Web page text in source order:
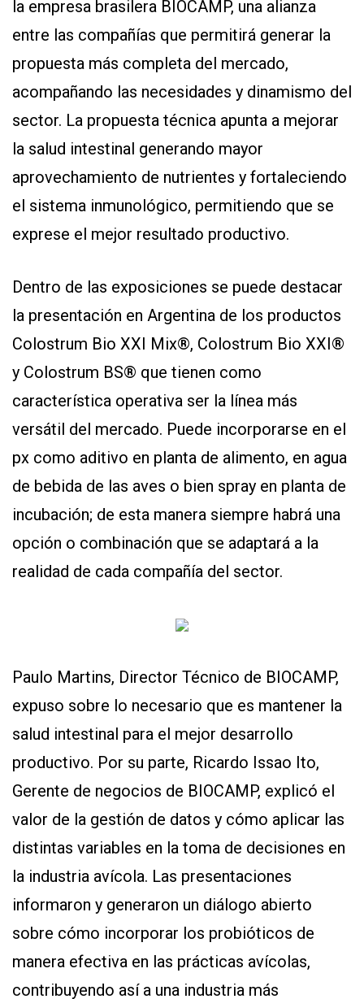
CONTÁCTENOS
TÉRMINOS
CONDICIONES
POLÍTICAS
DE
PRIVACIDAD
MAPA
DEL
SITIO
QUIENES
SOMOS
la empresa brasilera BIOCAMP, una alianza
entre las compañías que permitirá generar la
propuesta más completa del mercado,
acompañando las necesidades y dinamismo del
sector. La propuesta técnica apunta a mejorar
la salud intestinal generando mayor
aprovechamiento de nutrientes y fortaleciendo
el sistema inmunológico, permitiendo que se
exprese el mejor resultado productivo.
Dentro de las exposiciones se puede destacar
la presentación en Argentina de los productos
Colostrum Bio XXI Mix®, Colostrum Bio XXI®
y Colostrum BS® que tienen como
característica operativa ser la línea más
versátil del mercado. Puede incorporarse en el
px como aditivo en planta de alimento, en agua
de bebida de las aves o bien spray en planta de
incubación; de esta manera siempre habrá una
opción o combinación que se adaptará a la
realidad de cada compañía del sector.
Paulo Martins, Director Técnico de BIOCAMP,
expuso sobre lo necesario que es mantener la
salud intestinal para el mejor desarrollo
productivo. Por su parte, Ricardo Issao Ito,
Gerente de negocios de BIOCAMP, explicó el
valor de la gestión de datos y cómo aplicar las
distintas variables en la toma de decisiones en
la industria avícola. Las presentaciones
informaron y generaron un diálogo abierto
sobre cómo incorporar los probióticos de
manera efectiva en las prácticas avícolas,
contribuyendo así a una industria más